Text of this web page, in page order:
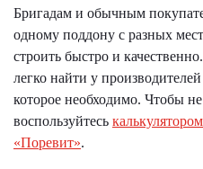
Бригадам и обычным
одному поддону с разных
строить быстро и
легко найти у
которое необходимо. Чтобы
воспользуйтесь
«Поревит».